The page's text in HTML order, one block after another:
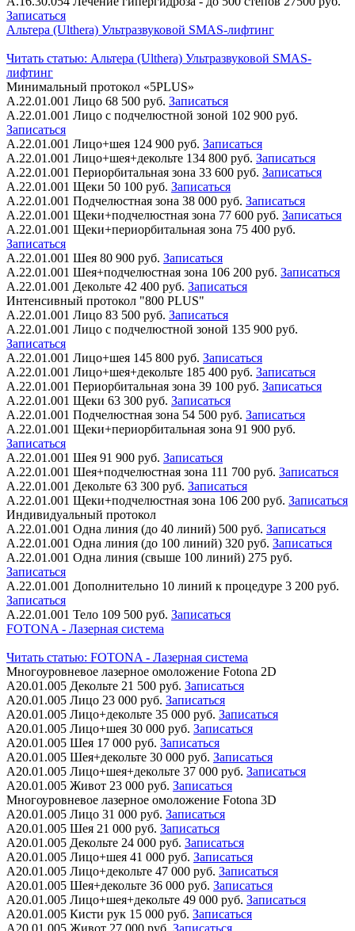
Записаться
Альтера (Ulthera) Ультразвуковой SMAS-лифтинг
Читать статью: Альтера (Ulthera) Ультразвуковой SMAS-
лифтинг
Минимальный протокол «5PLUS»
А.22.01.001 Лицо 68 500 руб. Записаться
А.22.01.001 Лицо с подчелюстной зоной 102 900 руб.
Записаться
А.22.01.001 Лицо+шея 124 900 руб. Записаться
А.22.01.001 Лицо+шея+декольте 134 800 руб. Записаться
А.22.01.001 Периорбитальная зона 33 600 руб. Записаться
А.22.01.001 Щеки 50 100 руб. Записаться
А.22.01.001 Подчелюстная зона 38 000 руб. Записаться
А.22.01.001 Щеки+подчелюстная зона 77 600 руб. Записаться
А.22.01.001 Щеки+периорбитальная зона 75 400 руб.
Записаться
А.22.01.001 Шея 80 900 руб. Записаться
А.22.01.001 Шея+подчелюстная зона 106 200 руб. Записаться
А.22.01.001 Декольте 42 400 руб. Записаться
Интенсивный протокол "800 PLUS"
А.22.01.001 Лицо 83 500 руб. Записаться
А.22.01.001 Лицо с подчелюстной зоной 135 900 руб.
Записаться
А.22.01.001 Лицо+шея 145 800 руб. Записаться
А.22.01.001 Лицо+шея+декольте 185 400 руб. Записаться
А.22.01.001 Периорбитальная зона 39 100 руб. Записаться
А.22.01.001 Щеки 63 300 руб. Записаться
А.22.01.001 Подчелюстная зона 54 500 руб. Записаться
А.22.01.001 Щеки+периорбитальная зона 91 900 руб.
Записаться
А.22.01.001 Шея 91 900 руб. Записаться
А.22.01.001 Шея+подчелюстная зона 111 700 руб. Записаться
А.22.01.001 Декольте 63 300 руб. Записаться
А.22.01.001 Щеки+подчелюстная зона 106 200 руб. Записаться
Индивидуальный протокол
А.22.01.001 Одна линия (до 40 линий) 500 руб. Записаться
А.22.01.001 Одна линия (до 100 линий) 320 руб. Записаться
А.22.01.001 Одна линия (свыше 100 линий) 275 руб.
Записаться
А.22.01.001 Дополнительно 10 линий к процедуре 3 200 руб.
Записаться
А.22.01.001 Тело 109 500 руб. Записаться
FOTONA - Лазерная система
Читать статью: FOTONA - Лазерная система
Многоуровневое лазерное омоложение Fotona 2D
А20.01.005 Декольте 21 500 руб. Записаться
А20.01.005 Лицо 23 000 руб. Записаться
А20.01.005 Лицо+декольте 35 000 руб. Записаться
А20.01.005 Лицо+шея 30 000 руб. Записаться
А20.01.005 Шея 17 000 руб. Записаться
А20.01.005 Шея+декольте 30 000 руб. Записаться
А20.01.005 Лицо+шея+декольте 37 000 руб. Записаться
А20.01.005 Живот 23 000 руб. Записаться
Многоуровневое лазерное омоложение Fotona 3D
А20.01.005 Лицо 31 000 руб. Записаться
А20.01.005 Шея 21 000 руб. Записаться
А20.01.005 Декольте 24 000 руб. Записаться
А20.01.005 Лицо+шея 41 000 руб. Записаться
А20.01.005 Лицо+декольте 47 000 руб. Записаться
А20.01.005 Шея+декольте 36 000 руб. Записаться
А20.01.005 Лицо+шея+декольте 49 000 руб. Записаться
А20.01.005 Кисти рук 15 000 руб. Записаться
А20.01.005 Живот 27 000 руб. Записаться